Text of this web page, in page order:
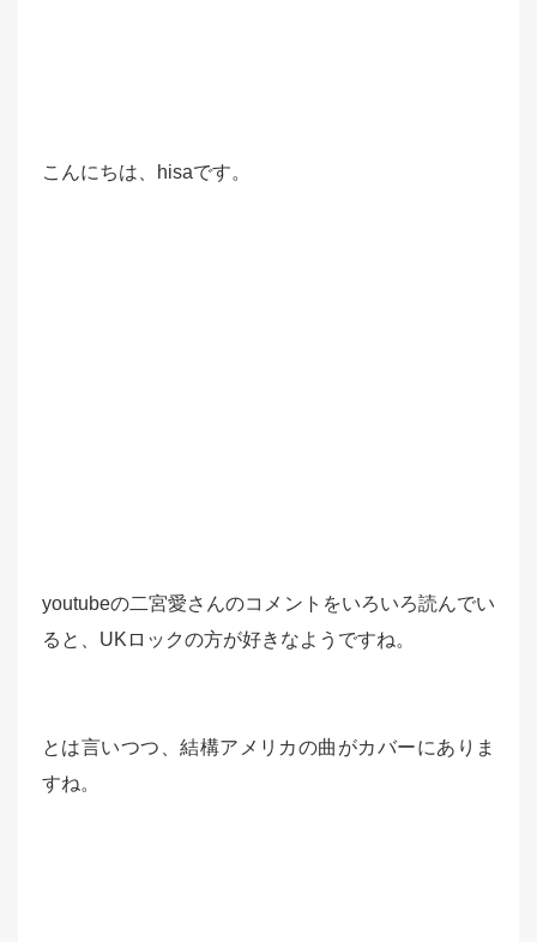
こんにちは、hisaです。
youtubeの二宮愛さんのコメントをいろいろ読んでい
ると、UKロックの方が好きなようですね。
とは言いつつ、結構アメリカの曲がカバーにありま
すね。